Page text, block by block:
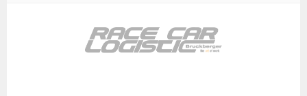
Messen. Exklusive geschlossene
von bis zu 4 Fahrzeuge mit unseremRace Car Trailer.